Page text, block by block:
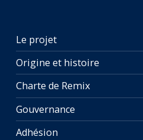
Le projet
Origine et histoire
Charte de Remix
Gouvernance
Adhésion